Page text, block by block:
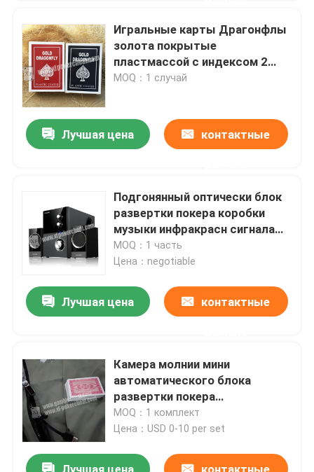
Игральные карты Драгонфлы
золота покрытые
пластмассой с индексом 2
постоянных посетителей
MOQ：1 случай
Лучшая цена контактные
Подгонянный оптически блок
развертки покера коробки
музыки инфракрасн сигнала
для плутовки азартной игры
MOQ：1 часть
Цена：negotiable
Лучшая цена контактные
Камера молнии мини
автоматического блока
развертки покера
ультракрасная для плутовки
азартной игры
MOQ：1 комплект
Цена：USD 0-10 per set